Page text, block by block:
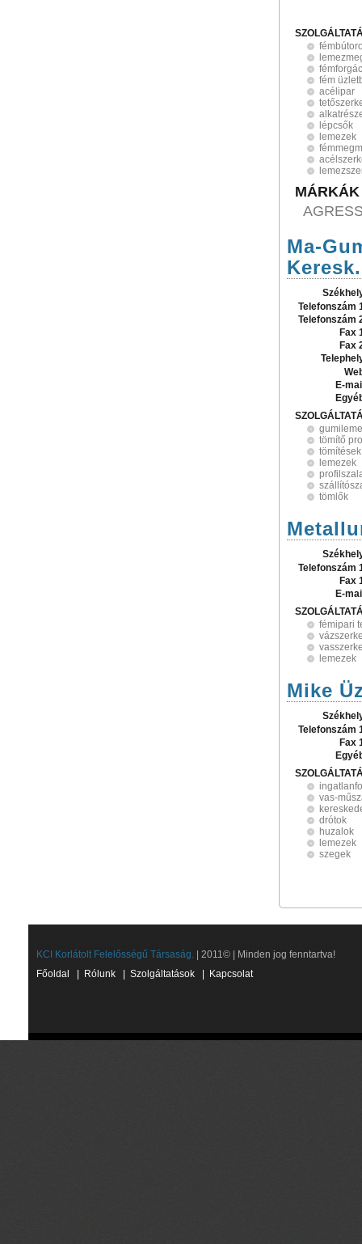
fém
acélipar
lépcsők
lemezek
MÁRKÁK
Ma-
Telefonszám
Telefonszám
Fax
Fax
E-
tömítő
tömítések
lemezek
tömlők
Telefonszám
Fax
E-
fémipari
lemezek
Mike
Telefonszám
Fax
vas-
drótok
huzalok
lemezek
szegek
KCI Korlátolt Felelősségű Társaság. | 2011© | Minden jog fenntartva!
Főoldal
Rólunk Szolgáltatások Kapcsolat